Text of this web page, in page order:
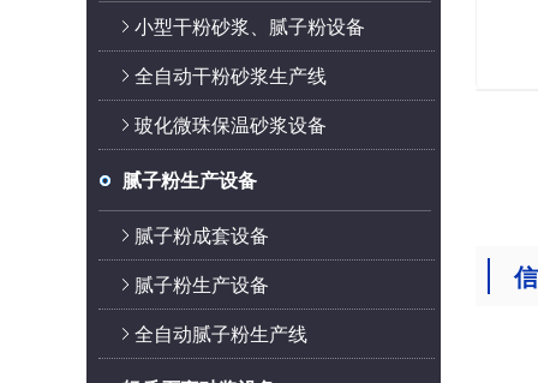
小型干粉砂浆、腻子粉设备
全自动干粉砂浆生产线
玻化微珠保温砂浆设备
腻子粉生产设备
腻子粉成套设备
腻子粉生产设备
全自动腻子粉生产线